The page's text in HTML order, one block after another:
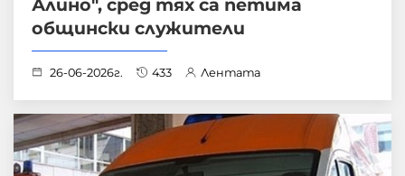
общински служители
26-06-2026г. 433 Лентата